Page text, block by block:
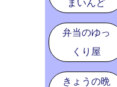
まいんど
弁当のゆっ
くり屋
きょうの晩